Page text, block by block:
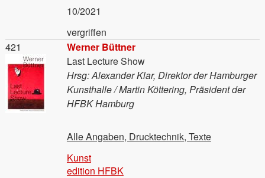
10/2021
vergriffen
Werner Büttner
Last Lecture Show
Material
421
Hrsg: Alexander Klar, Direktor der Hamburger
Kunsthalle / Martin Köttering, Präsident der
HFBK Hamburg
Alle Angaben, Drucktechnik, Texte
Kunst
edition HFBK